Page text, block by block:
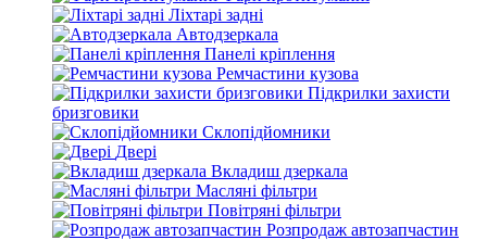
Ліхтарі задні
Автодзеркала
Панелі кріплення
Ремчастини кузова
Підкрилки захисти
бризговики
Склопідйомники
Двері
Вкладиш дзеркала
Масляні фільтри
Повітряні фільтри
Розпродаж автозапчастин